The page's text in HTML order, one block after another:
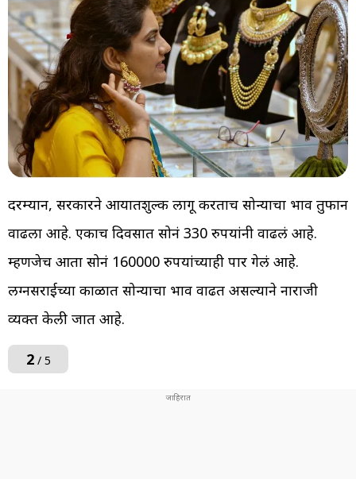
दरम्यान, सरकारने आयातशुल्क लागू करताच सोन्याचा भाव तुफान
वाढला आहे. एकाच दिवसात सोनं 330 रुपयांनी वाढलं आहे.
म्हणजेच आता सोनं 160000 रुपयांच्याही पार गेलं आहे.
लग्नसराईच्या काळात सोन्याचा भाव वाढत असल्याने नाराजी
व्यक्त केली जात आहे.
2/ 5